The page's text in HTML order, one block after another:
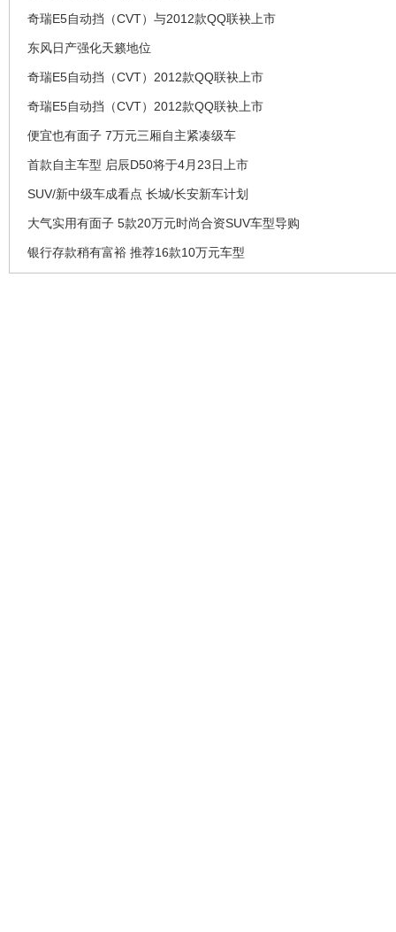
奇瑞E5自动挡（CVT）与2012款QQ联袂上市
东风日产强化天籁地位
奇瑞E5自动挡（CVT）2012款QQ联袂上市
奇瑞E5自动挡（CVT）2012款QQ联袂上市
便宜也有面子 7万元三厢自主紧凑级车
首款自主车型 启辰D50将于4月23日上市
SUV/新中级车成看点 长城/长安新车计划
大气实用有面子 5款20万元时尚合资SUV车型导购
银行存款稍有富裕 推荐16款10万元车型